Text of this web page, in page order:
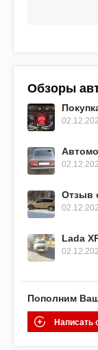
Обзоры
Отзыв
Lada
Пополним
Написать